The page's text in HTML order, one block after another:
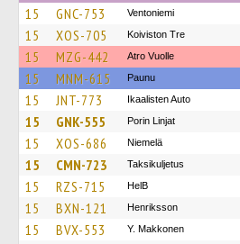
15 GNC-753 Ventoniemi
15 XOS-705 Koiviston Tre
15 MZG-442 Atro Vuolle
15 MNM-615 Paunu
15 JNT-773 Ikaalisten Auto
15 GNK-555 Porin Linjat
15 XOS-686 Niemelä
15 CMN-723 Taksikuljetus
15 RZS-715 HelB
15 BXN-121 Henriksson
15 BVX-553 Y. Makkonen